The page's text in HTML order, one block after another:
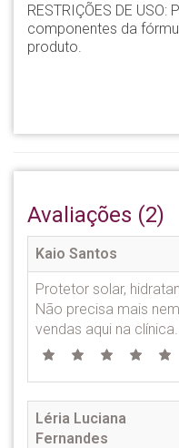
RESTRIÇÕES DE
componentes da
produto.
Avaliações (2)
Kaio Santos
Protetor solar,
Não precisa mais
vendas aqui na clínica.
Léria Luciana
Fernandes